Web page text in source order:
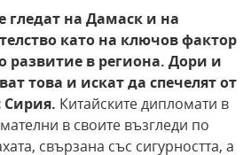
гледат на Дамаск и на
като на ключов фактор
в региона. Дори и
това и искат да спечелят от
Сирия. Китайските дипломати в
в своите възгледи по
свързана със сигурността, а